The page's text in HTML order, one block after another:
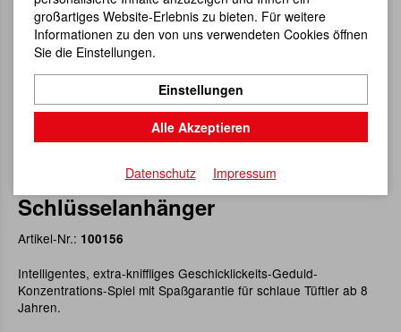
Magic Cube 2 x 2 x 2
Schlüsselanhänger
Artikel-Nr.: 100156
Intelligentes, extra-kniffliges Geschicklickeits-Geduld-
Konzentrations-Spiel mit Spaßgarantie für schlaue Tüftler ab 8
Jahren.
großartiges Website-Erlebnis zu bieten. Für weitere
Informationen zu den von uns verwendeten Cookies öffnen
Sie die Einstellungen.
Einstellungen
Alle Akzeptieren
Datenschutz Impressum